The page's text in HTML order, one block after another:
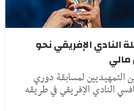
النادي الإفريقي نحو
لمسابقة دوري
النادي الإفريقي في طريقه